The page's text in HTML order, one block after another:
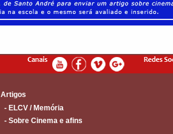
Artigos
- ELCV / Memória
- Sobre Cinema e afins